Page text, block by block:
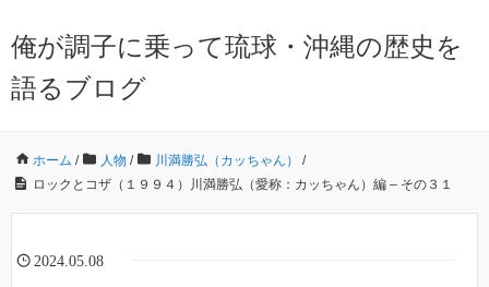
俺が調子に乗って琉球・沖縄の歴史を
語るブログ
ホーム / 人物 / 川満勝弘（カッちゃん）
/
ロックとコザ（１９９４）川満勝弘（愛称：カッちゃん）編 – その３１
2024.05.08